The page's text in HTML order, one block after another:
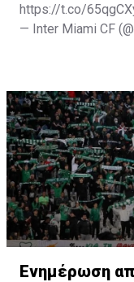
https://t.co/
— Inter Miami CF
Ενημέρωση